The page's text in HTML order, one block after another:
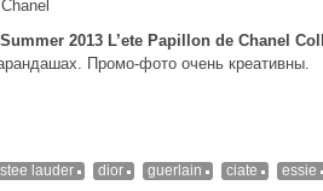
2013 L’ete Papillon de Chanel
Промо-фото очень креативны.
lauder dior guerlain ciate essie